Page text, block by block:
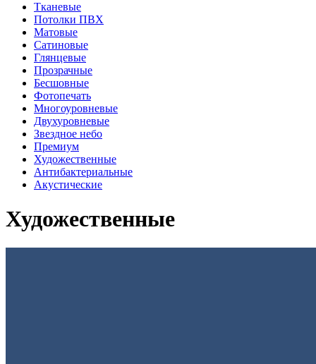
Тканевые
Потолки ПВХ
Матовые
Сатиновые
Глянцевые
Прозрачные
Бесшовные
Фотопечать
Многоуровневые
Двухуровневые
Звездное небо
Премиум
Художественные
Антибактериальные
Акустические
Художественные